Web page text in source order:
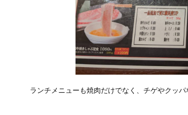
ランチメニューも焼肉だけでなく、チゲやクッパ